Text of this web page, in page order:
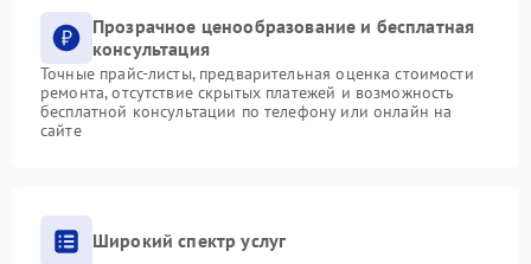
Прозрачное ценообразование и бесплатная
консультация
Точные прайс-листы, предварительная оценка стоимости
ремонта, отсутствие скрытых платежей и возможность
бесплатной консультации по телефону или онлайн на
сайте
Широкий спектр услуг